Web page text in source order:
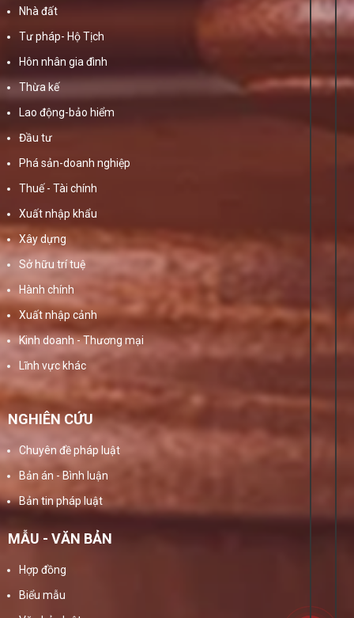
Nhà đất
Tư pháp- Hộ Tịch
Hôn nhân gia đình
Thừa kế
Lao động-bảo hiểm
Đầu tư
Phá sản-doanh nghiệp
Thuế - Tài chính
Xuất nhập khẩu
Xây dựng
Sở hữu trí tuệ
Hành chính
Xuất nhập cảnh
Kinh doanh - Thương mại
Lĩnh vực khác
NGHIÊN CỨU
Chuyên đề pháp luật
Bản án - Bình luận
Bản tin pháp luật
MẪU - VĂN BẢN
Hợp đồng
Biểu mẫu